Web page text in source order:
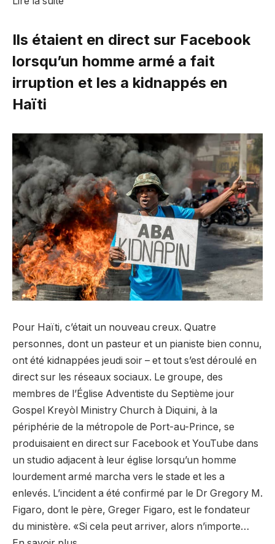
Ils étaient en direct sur Facebook
lorsqu’un homme armé a fait
irruption et les a kidnappés en
Haïti
Pour Haïti, c’était un nouveau creux. Quatre
personnes, dont un pasteur et un pianiste bien connu,
ont été kidnappées jeudi soir – et tout s’est déroulé en
direct sur les réseaux sociaux. Le groupe, des
membres de l’Église Adventiste du Septième jour
Gospel Kreyòl Ministry Church à Diquini, à la
périphérie de la métropole de Port-au-Prince, se
produisaient en direct sur Facebook et YouTube dans
un studio adjacent à leur église lorsqu’un homme
lourdement armé marcha vers le stade et les a
enlevés. L’incident a été confirmé par le Dr Gregory M.
Figaro, dont le père, Greger Figaro, est le fondateur
du ministère. «Si cela peut arriver, alors n’importe…